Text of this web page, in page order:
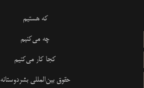
که هستیم
چه می‌کنیم
کجا کار می‌کنیم
حقوق بین‌المللی بشردوستانه